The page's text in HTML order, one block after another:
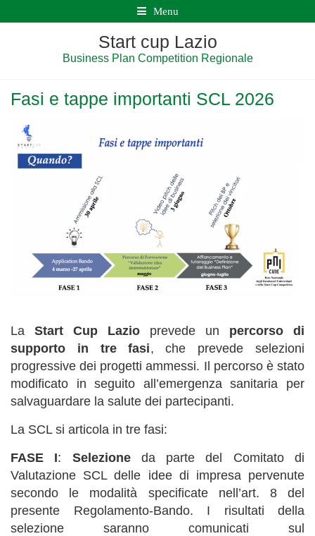
Menu
Start cup Lazio
Business Plan Competition Regionale
Fasi e tappe importanti SCL 2026
La Start Cup Lazio prevede un percorso di
supporto in tre fasi, che prevede selezioni
progressive dei progetti ammessi. Il percorso è stato
modificato in seguito all’emergenza sanitaria per
salvaguardare la salute dei partecipanti.
La SCL si articola in tre fasi:
FASE I: Selezione da parte del Comitato di
Valutazione SCL delle idee di impresa pervenute
secondo le modalità specificate nell’art. 8 del
presente Regolamento-Bando. I risultati della
selezione saranno comunicati sul